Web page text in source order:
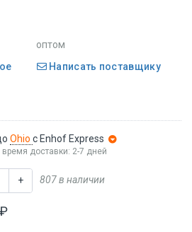
оптом
Написать поставщику
Ohio с Enhof Express
время доставки: 2-7 дней
+ 807 в наличии